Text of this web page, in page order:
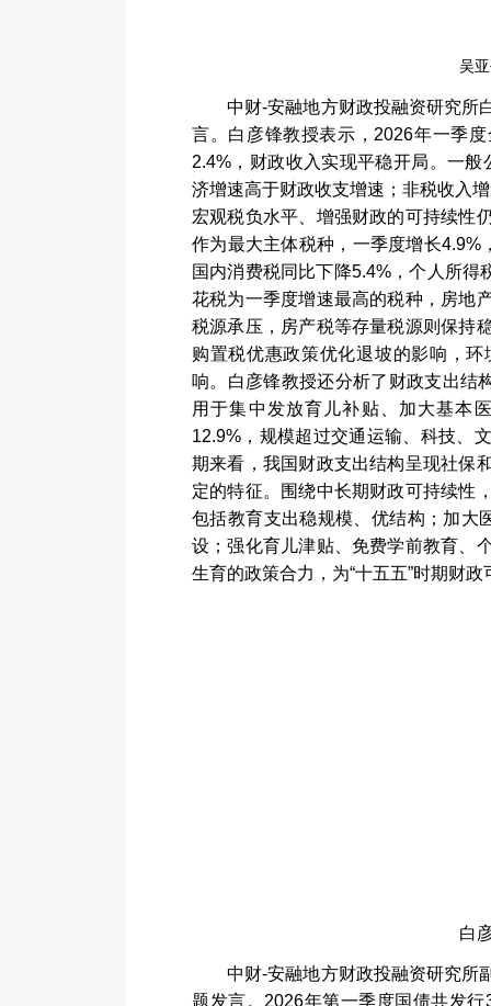
吴
中财-安融地方财政投融资研究所
言。白彦锋教授表示， 2026年一季
2.4% ，财政收入实现平稳开局。一
济增速高于财政收支增速；非税收入
宏观税负水平、增强财政的可持续性
作为最大主体税种，一季度增长4.9%
国内消费税同比下降5.4%，个人所得
花税为一季度增速最高的税种，房地
税源承压，房产税等存量税源则保持
购置税优惠政策优化退坡的影响，
响。白彦锋教授还分析了财政支出结
用于集中发放育儿补贴、加大基本
12.9% ，规模超过交通运输、科技、
期来看，我国财政支出结构呈现社保
定的特征。围绕中长期财政可持续性
包括教育支出稳规模、优结构；加大
设；强化育儿津贴、免费学前教育、
生育的政策合力，为“十五五”时期财政
白
中财-安融地方财政投融资研究所
题发言。 2026年第一季度国债共发行